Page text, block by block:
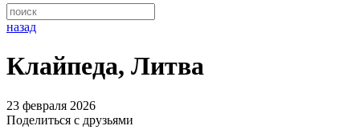
назад
Клайпеда, Литва
23 февраля 2026
Поделиться с друзьями